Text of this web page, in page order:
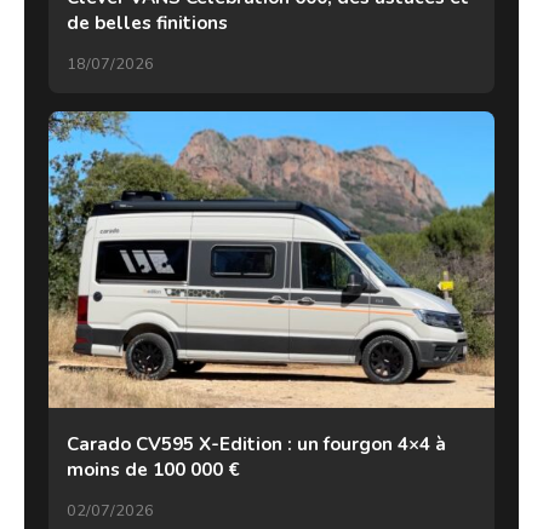
de belles finitions
18/07/2026
Carado CV595 X-Edition : un fourgon 4×4 à
moins de 100 000 €
02/07/2026